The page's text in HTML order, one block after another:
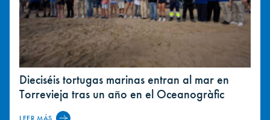
Dieciséis tortugas marinas entran al mar en
Torrevieja tras un año en el Oceanogràfic